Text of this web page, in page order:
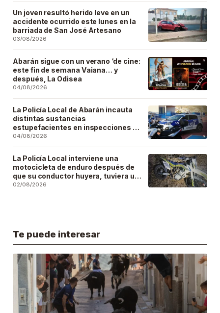
Un joven resultó herido leve en un
accidente ocurrido este lunes en la
barriada de San José Artesano
03/08/2026
Abarán sigue con un verano ‘de cine:
este fin de semana Vaiana… y
después, La Odisea
04/08/2026
La Policía Local de Abarán incauta
distintas sustancias
estupefacientes en inspecciones a
locales públicos del municipio
04/08/2026
La Policía Local interviene una
motocicleta de enduro después de
que su conductor huyera, tuviera un
accidente y la abandonara
02/08/2026
Te puede interesar